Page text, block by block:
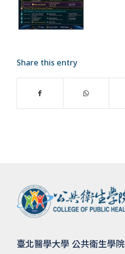
Share this entry
臺北醫學大學 公共衛生學院